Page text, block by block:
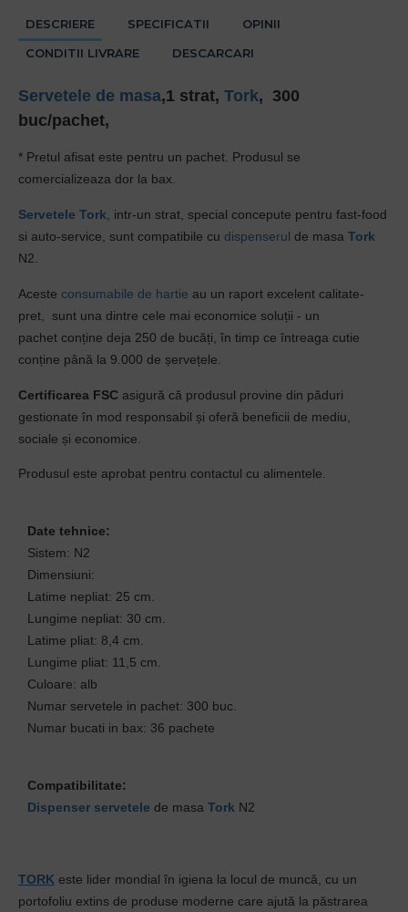
DESCRIERE SPECIFICATII
OPINII
CONDITII LIVRARE
DESCARCARI
Servetele de masa,1 strat, Tork, 300
buc/pachet,
* Pretul afisat este pentru un pachet. Produsul se
comercializeaza dor la bax.
Servetele Tork intr-un strat, special concepute pentru fast-food
si auto-service, sunt compatibile cu dispenserul de masa Tork
N2.
Aceste consumabile de hartie au un raport excelent calitate-
pret,
sunt una dintre cele mai economice soluții - un
pachet conține deja 250 de bucăți, în timp ce întreaga cutie
conține până la 9.000 de șervețele.
Certificarea FSC asigură că produsul provine din păduri
gestionate în mod responsabil și oferă beneficii de mediu,
sociale și economice.
Produsul este aprobat pentru contactul cu alimentele.
Date tehnice:
Sistem: N2
Dimensiuni:
Latime nepliat: 25 cm.
Lungime nepliat: 30 cm.
Latime pliat: 8,4 cm.
Lungime pliat: 11,5 cm.
Culoare: alb
Numar servetele in pachet: 300 buc.
Numar bucati in bax: 36 pachete
Compatibilitate:
Dispenser servetele de masa Tork N2
TORK este lider mondial în igiena la locul de muncă, cu un
portofoliu extins de produse moderne care ajută la păstrarea